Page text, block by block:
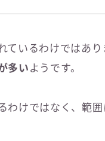
ているわけではあ
多い ようです。
わけではなく、範囲